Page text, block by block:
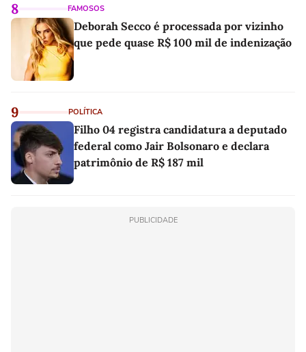
8 FAMOSOS
Deborah Secco é processada por vizinho
que pede quase R$ 100 mil de indenização
9 POLÍTICA
Filho 04 registra candidatura a deputado
federal como Jair Bolsonaro e declara
patrimônio de R$ 187 mil
PUBLICIDADE